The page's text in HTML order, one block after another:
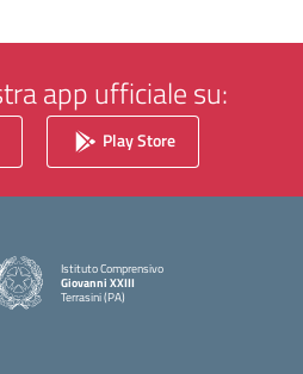
app ufficiale su:
Play Store
Istituto Comprensivo
Giovanni XXIII
Terrasini (PA)